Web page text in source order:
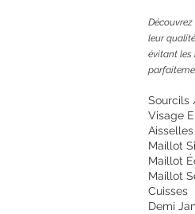
leur
évitant les
Sourcils
Visage
Aisselles
Maillot
Maillot
Maillot
Cuisses
Demi